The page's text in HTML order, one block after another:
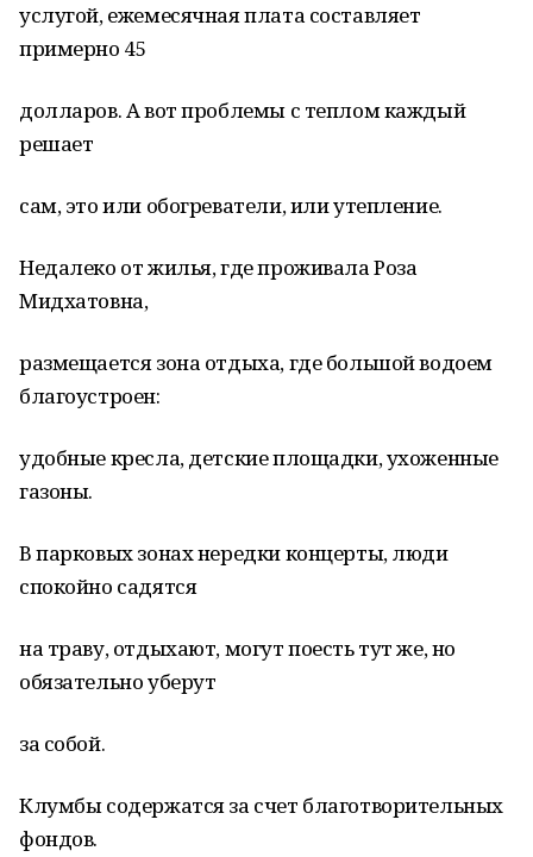
услугой, ежемесячная плата составляет
примерно 45
долларов. А вот проблемы с теплом каждый
решает
сам, это или обогреватели, или утепление.
Недалеко от жилья, где проживала Роза
Мидхатовна,
размещается зона отдыха, где большой водоем
благоустроен:
удобные кресла, детские площадки, ухоженные
газоны.
В парковых зонах нередки концерты, люди
спокойно садятся
на траву, отдыхают, могут поесть тут же, но
обязательно уберут
за собой.
Клумбы содержатся за счет благотворительных
фондов.